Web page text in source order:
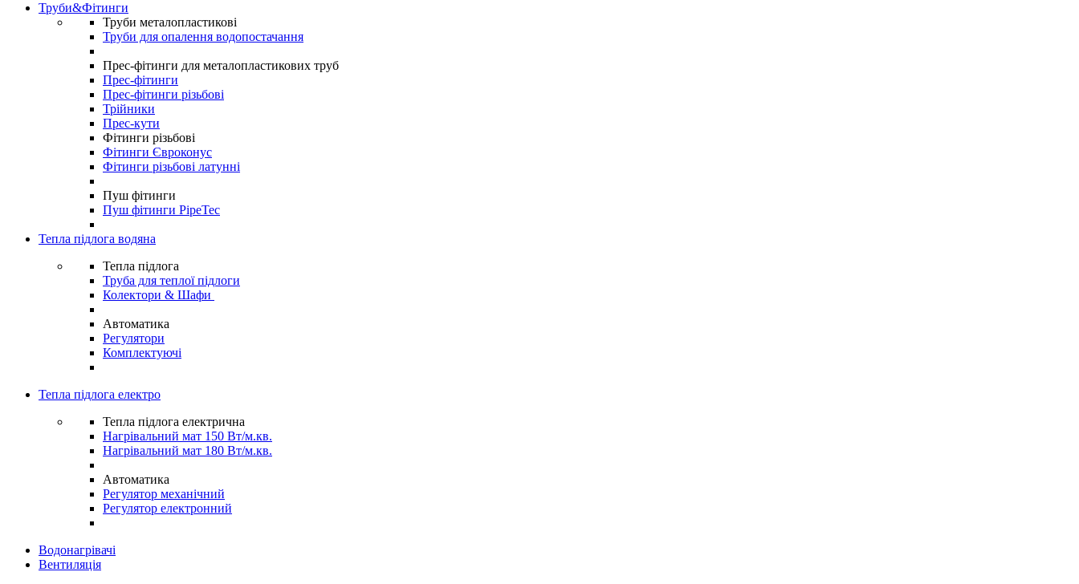
Труби&Фітинги
Труби металопластикові
Труби для опалення водопостачання
Прес-фітинги для металопластикових труб
Прес-фітинги
Прес-фітинги різьбові
Трійники
Прес-кути
Фітинги різьбові
Фітинги Євроконус
Фітинги різьбові латунні
Пуш фітинги
Пуш фітинги PipeTec
Тепла підлога водяна
Тепла підлога
Труба для теплої підлоги
Колектори & Шафи
Автоматика
Регулятори
Комплектуючі
Тепла підлога електро
Тепла підлога електрична
Нагрівальний мат 150 Вт/м.кв.
Нагрівальний мат 180 Вт/м.кв.
Автоматика
Регулятор механічний
Регулятор електронний
Водонагрівачі
Вентиляція